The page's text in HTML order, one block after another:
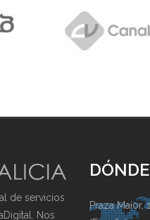
de servicios
Nos
Praza Maior,